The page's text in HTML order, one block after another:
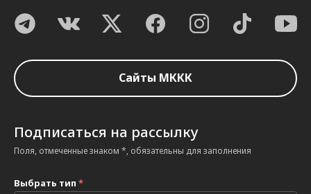
Сайты МККК
Подписаться на рассылку
Поля, отмеченные знаком *, обязательны для заполнения
Выбрать тип *